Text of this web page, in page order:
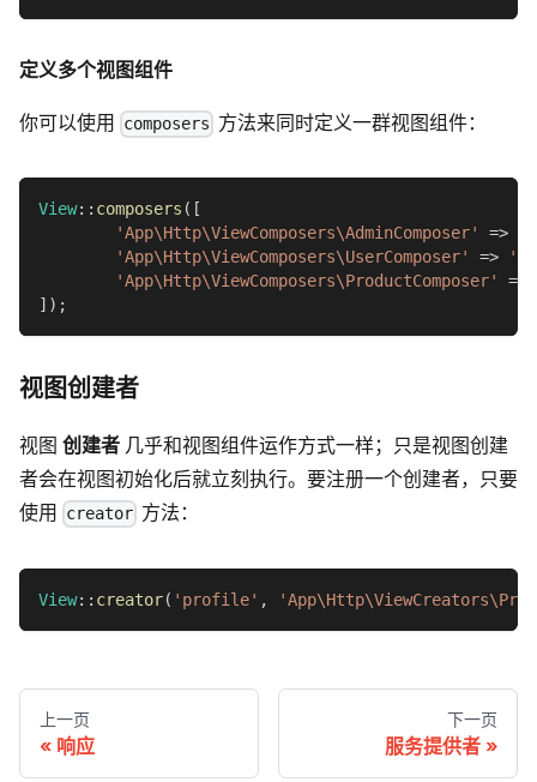
定义多个视图组件
你可以使用 composers 方法来同时定义一群视图组件：
View:: composers ( [
'App\Http\ViewComposers\AdminComposer'
=>
'App\Http\ViewComposers\UserComposer'
=>
'App\Http\ViewComposers\ProductComposer'
=>
] ) ;
视图创建者
视图 创建者 几乎和视图组件运作方式一样；只是视图创建
者会在视图初始化后就立刻执行。要注册一个创建者，只要
使用
creator 方法：
View:: creator( 'profile' ,
上一页
响应
下一页
服务提供者